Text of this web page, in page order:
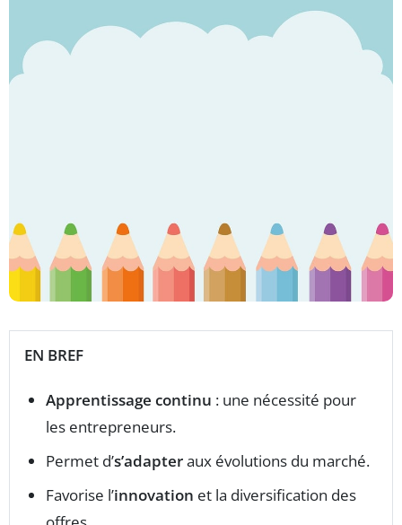
EN BREF
Apprentissage continu : une nécessité pour
les entrepreneurs.
Permet d’s’adapteraux évolutions du marché.
Favorise l’innovation et la diversification des